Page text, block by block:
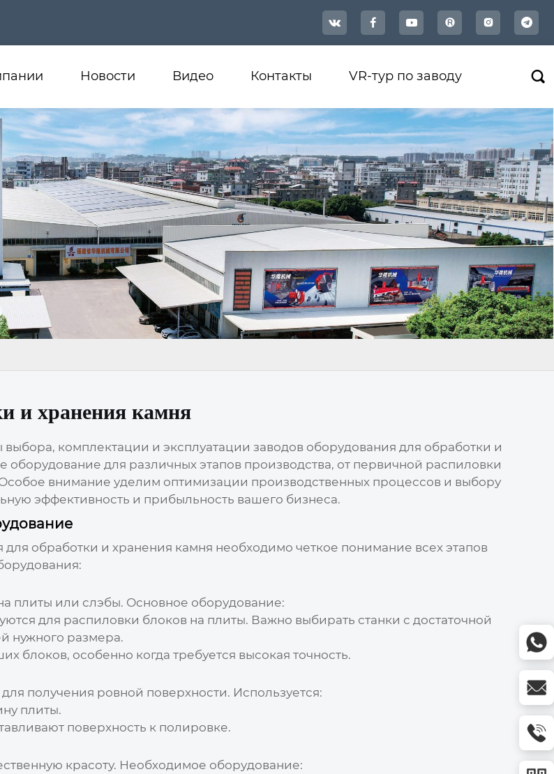
   
Новости Видео Контакты VR-тур по заводу 
и хранения камня
комплектации и эксплуатации заводов оборудования для обработки и
для различных этапов производства, от первичной распиловки
внимание уделим оптимизации производственных процессов и выбору
эффективность и прибыльность вашего бизнеса.
для обработки и хранения камня необходимо четкое понимание всех этапов
плиты или слэбы. Основное оборудование:
для распиловки блоков на плиты. Важно выбирать станки с достаточной
нужного размера.
блоков, особенно когда требуется высокая точность.
получения ровной поверхности. Используется:
плиты.
поверхность к полировке.
красоту. Необходимое оборудование: